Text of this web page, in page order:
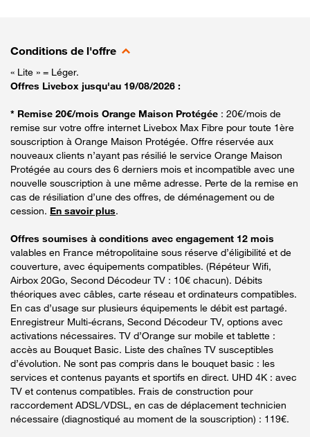
Conditions de l'offre
« Lite » = Léger.
Offres Livebox jusqu'au 19/08/2026 :
* Remise 20€/mois Orange Maison Protégée : 20€/mois de
remise sur votre offre internet Livebox Max Fibre pour toute 1ère
souscription à Orange Maison Protégée. Offre réservée aux
nouveaux clients n’ayant pas résilié le service Orange Maison
Protégée au cours des 6 derniers mois et incompatible avec une
nouvelle souscription à une même adresse. Perte de la remise en
cas de résiliation d’une des offres, de déménagement ou de
cession. En savoir plus.
Offres soumises à conditions avec engagement 12 mois
valables en France métropolitaine sous réserve d’éligibilité et de
couverture, avec équipements compatibles. (Répéteur Wifi,
Airbox 20Go, Second Décodeur TV : 10€ chacun). Débits
théoriques avec câbles, carte réseau et ordinateurs compatibles.
En cas d’usage sur plusieurs équipements le débit est partagé.
Enregistreur Multi-écrans, Second Décodeur TV, options avec
activations nécessaires. TV d’Orange sur mobile et tablette :
accès au Bouquet Basic. Liste des chaînes TV susceptibles
d’évolution. Ne sont pas compris dans le bouquet basic : les
services et contenus payants et sportifs en direct. UHD 4K : avec
TV et contenus compatibles. Frais de construction pour
raccordement ADSL/VDSL, en cas de déplacement technicien
nécessaire (diagnostiqué au moment de la souscription) : 119€.